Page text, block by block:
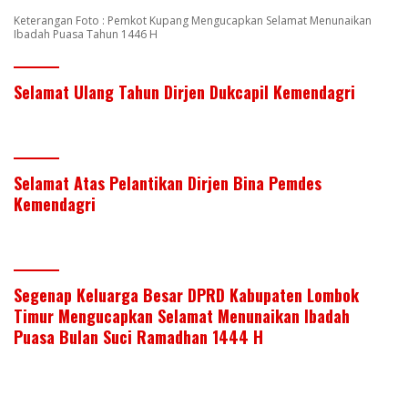
Keterangan Foto : Pemkot Kupang Mengucapkan Selamat Menunaikan
Ibadah Puasa Tahun 1446 H
Selamat Ulang Tahun Dirjen Dukcapil Kemendagri
Selamat Atas Pelantikan Dirjen Bina Pemdes
Kemendagri
Segenap Keluarga Besar DPRD Kabupaten Lombok
Timur Mengucapkan Selamat Menunaikan Ibadah
Puasa Bulan Suci Ramadhan 1444 H